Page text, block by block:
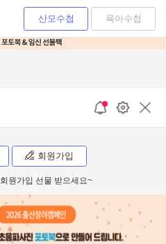
산모수첩 육아수첩
회원가입
원가입 선물 받으세요~